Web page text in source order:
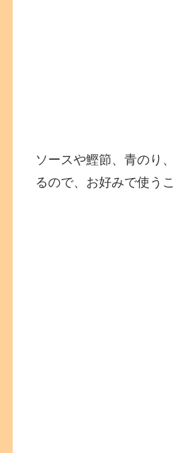
ソースや鰹節、青のり
るので、お好みで使う